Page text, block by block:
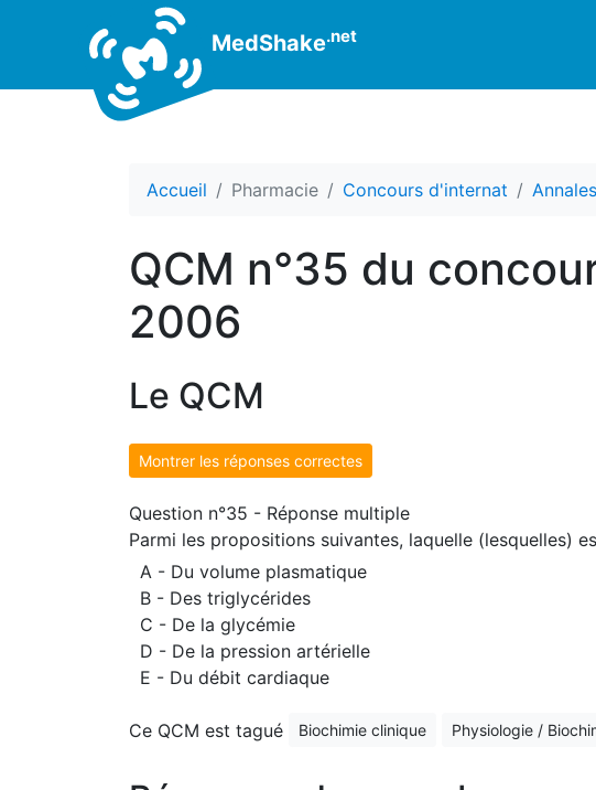
MedShake.net
Accueil Pharmacie Concours d'internat Annales
QCM n°35 du
2006
Le QCM
Montrer les réponses correctes
Question n°35 - Réponse multiple
Parmi les propositions suivantes, laquelle (lesquelles)
A - Du volume plasmatique
B - Des triglycérides
C - De la glycémie
D - De la pression artérielle
E - Du débit cardiaque
Ce QCM est tagué Biochimie clinique Physiologie /